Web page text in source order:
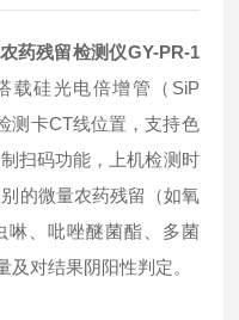
药残留检测仪GY-PR-1
载硅光电倍增管（SiP
测卡CT线位置，支持色
扫码功能，上机检测时
的微量农药残留（如氧
啉、吡唑醚菌酯、多菌
对结果阴阳性判定。